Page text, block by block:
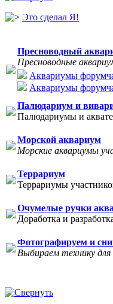
Это сделал Я!
Пресноводный
Пресноводные
Аквариумы
Аквариумы
Палюдариум и
Палюдариумы и
Морской аквариум
Морские аквариумы
Террариум
Террариумы
Очумелые ручки
Доработка и
Фотографируем и
Выбираем технику